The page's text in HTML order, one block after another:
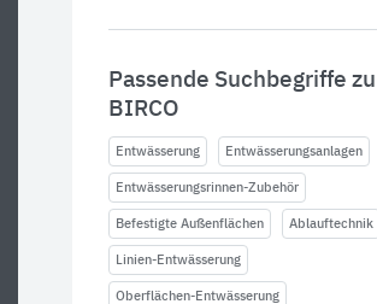
Passende Suchbegriffe zu
BIRCO
Entwässerung Entwässerungsanlagen
Entwässerungsrinnen-Zubehör
Befestigte Außenflächen Ablauftechnik
Linien-Entwässerung
Oberflächen-Entwässerung